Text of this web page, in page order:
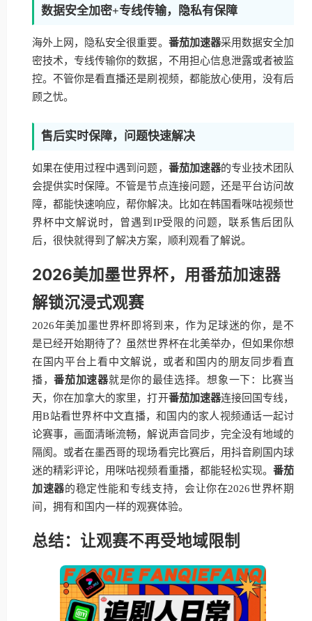
数据安全加密+专线传输，隐私有保障
海外上网，隐私安全很重要。 番茄加速器采用数据安全加
密技术，专线传输你的数据，不用担心信息泄露或者被监
控。不管你是看直播还是刷视频，都能放心使用，没有后
顾之忧。
售后实时保障，问题快速解决
如果在使用过程中遇到问题， 番茄加速器的专业技术团队
会提供实时保障。不管是节点连接问题，还是平台访问故
障，都能快速响应，帮你解决。比如在韩国看咪咕视频世
界杯中文解说时，曾遇到IP受限的问题，联系售后团队
后，很快就得到了解决方案，顺利观看了解说。
2026美加墨世界杯，用番茄加速器
解锁沉浸式观赛
2026年美加墨世界杯即将到来，作为足球迷的你，是不
是已经开始期待了？虽然世界杯在北美举办，但如果你想
在国内平台上看中文解说，或者和国内的朋友同步看直
播，番茄加速器就是你的最佳选择。想象一下：比赛当
天，你在加拿大的家里，打开番茄加速器连接回国专线，
用B站看世界杯中文直播，和国内的家人视频通话一起讨
论赛事，画面清晰流畅，解说声音同步，完全没有地域的
隔阂。或者在墨西哥的现场看完比赛后，用抖音刷国内球
迷的精彩评论，用咪咕视频看重播，都能轻松实现。 番茄
加速器的稳定性能和专线支持，会让你在2026世界杯期
间，拥有和国内一样的观赛体验。
总结：让观赛不再受地域限制